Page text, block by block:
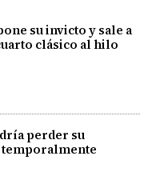
su invicto y sale a
clásico al hilo
perder su